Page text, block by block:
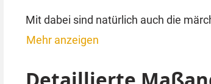
Mit dabei sind natürlich auch die
Linien verziert. Die Rückseite ist
Mehr anzeigen